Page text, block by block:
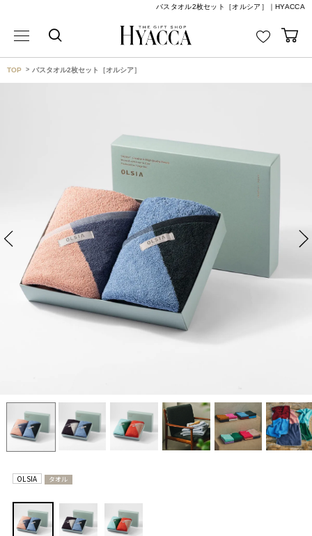
バスタオル2枚セット［オルシア］｜HYACCA
TOP バスタオル2枚セット［オルシア］
OLSIA タオル